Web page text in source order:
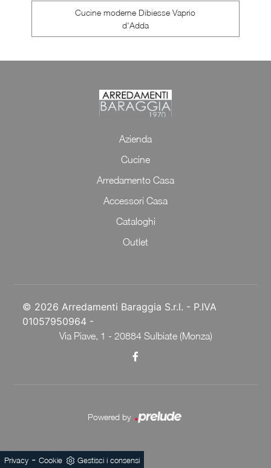
Cucine moderne Dibiesse Vaprio
d'Adda
Azienda
Cucine
Arredamento Casa
Accessori Casa
Cataloghi
Outlet
© 2026 Arredamenti Baraggia S.r.l. - P.IVA
01057950964 -
Via Piave, 1 - 20884 Sulbiate (Monza)
Powered by
Privacy - Cookie Gestisci i consensi